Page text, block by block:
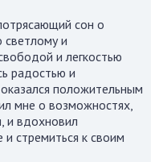
сон о
светлому и
и легкостью
радостью и
положительным
мне о возможностях,
и вдохновил
и стремиться к своим